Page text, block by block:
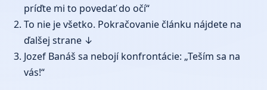
príďte mi to povedať do očí“
To nie je všetko. Pokračovanie článku nájdete na
ďalšej strane ↓
Jozef Banáš sa nebojí konfrontácie: „Teším sa na
vás!“